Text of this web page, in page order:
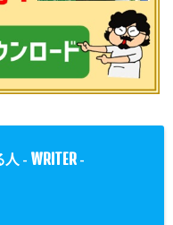
人 - WRITER-